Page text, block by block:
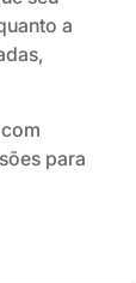
a
para